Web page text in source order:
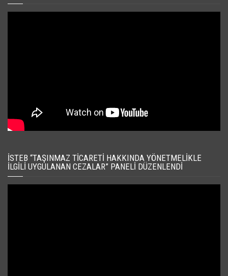
İSTEB “TAŞINMAZ TICARETI HAKKINDA YÖNETMELIKLE
İLGILI UYGULANAN CEZALAR” PANELI DÜZENLENDI